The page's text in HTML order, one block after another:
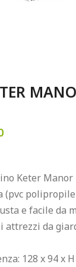
Keter Manor
(pvc
e facile da
attrezzi da
128 x 94 x